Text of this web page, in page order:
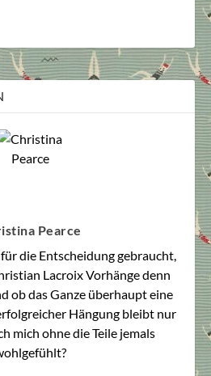
Pearce
die Entscheidung gebraucht,
Lacroix Vorhänge denn
ob das Ganze überhaupt eine
Hängung bleibt nur
mich ohne die Teile jemals